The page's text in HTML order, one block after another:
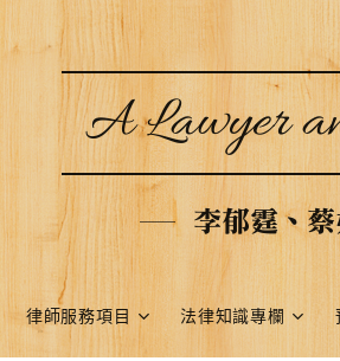
A Lawyer
李郁霆、
律師服務項目 法律知識專欄